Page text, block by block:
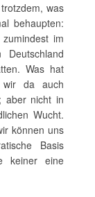
was
behaupten:
im
Was hat
wir da auch
aber nicht in
Wucht.
können uns
Basis
keiner eine